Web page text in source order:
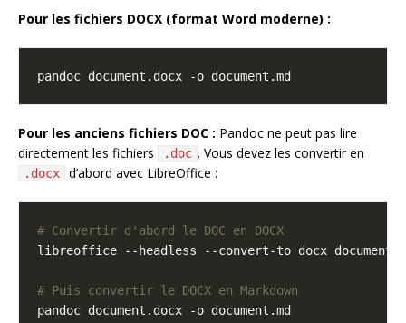
Pour les fichiers DOCX (format Word moderne) :
Pour les anciens fichiers DOC : Pandoc ne peut pas lire
directement les fichiers
.doc . Vous devez les convertir en
.docx d’abord avec LibreOffice :
# Convertir d'abord le DOC en DOCX
# Puis convertir le DOCX en Markdown